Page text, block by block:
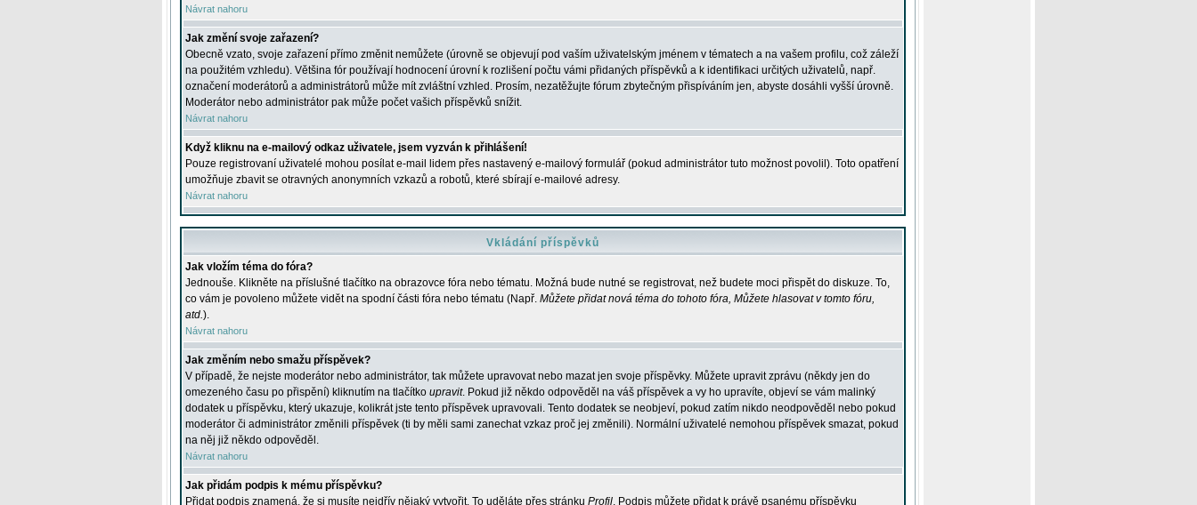
Návrat nahoru
Jak změní svoje zařazení?
Obecně vzato, svoje zařazení přímo změnit nemůžete (úrovně se objevují pod vaším uživatelským jménem v tématech a na vašem profilu, což záleží
na použitém vzhledu). Většina fór používají hodnocení úrovní k rozlišení počtu vámi přidaných příspěvků a k identifikaci určitých uživatelů, např.
označení moderátorů a administrátorů může mít zvláštní vzhled. Prosím, nezatěžujte fórum zbytečným přispíváním jen, abyste dosáhli vyšší úrovně.
Moderátor nebo administrátor pak může počet vašich příspěvků snížit.
Návrat nahoru
Když kliknu na e-mailový odkaz uživatele, jsem vyzván k přihlášení!
Pouze registrovaní uživatelé mohou posílat e-mail lidem přes nastavený e-mailový formulář (pokud administrátor tuto možnost povolil). Toto opatření
umožňuje zbavit se otravných anonymních vzkazů a robotů, které sbírají e-mailové adresy.
Návrat nahoru
Vkládání příspěvků
Jak vložím téma do fóra?
Jednouše. Klikněte na příslušné tlačítko na obrazovce fóra nebo tématu. Možná bude nutné se registrovat, než budete moci přispět do diskuze. To,
co vám je povoleno můžete vidět na spodní části fóra nebo tématu (Např. Můžete přidat nová téma do tohoto fóra, Můžete hlasovat v tomto fóru,
atd.).
Návrat nahoru
Jak změním nebo smažu příspěvek?
V případě, že nejste moderátor nebo administrátor, tak můžete upravovat nebo mazat jen svoje příspěvky. Můžete upravit zprávu (někdy jen do
omezeného času po přispění) kliknutím na tlačítko upravit. Pokud již někdo odpověděl na váš příspěvek a vy ho upravíte, objeví se vám malinký
dodatek u příspěvku, který ukazuje, kolikrát jste tento příspěvek upravovali. Tento dodatek se neobjeví, pokud zatím nikdo neodpověděl nebo pokud
moderátor či administrátor změnili příspěvek (ti by měli sami zanechat vzkaz proč jej změnili). Normální uživatelé nemohou příspěvek smazat, pokud
na něj již někdo odpověděl.
Návrat nahoru
Jak přidám podpis k mému příspěvku?
Přidat podpis znamená, že si musíte nejdřív nějaký vytvořit. To uděláte přes stránku Profil. Podpis můžete přidat k právě psanému příspěvku